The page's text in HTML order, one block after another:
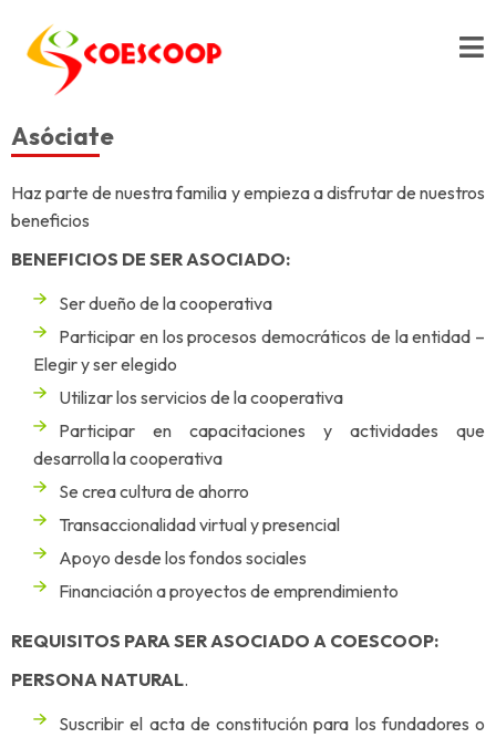
Asóciate
Haz parte de nuestra familia y empieza a disfrutar de nuestros
beneficios
BENEFICIOS DE SER ASOCIADO:
Ser dueño de la cooperativa
Participar en los procesos democráticos de la entidad –
Elegir y ser elegido
Utilizar los servicios de la cooperativa
Participar en capacitaciones y actividades que
desarrolla la cooperativa
Se crea cultura de ahorro
Transaccionalidad virtual y presencial
Apoyo desde los fondos sociales
Financiación a proyectos de emprendimiento
REQUISITOS PARA SER ASOCIADO A COESCOOP:
PERSONA NATURAL.
Suscribir el acta de constitución para los fundadores o